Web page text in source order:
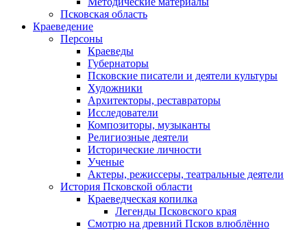
Псковская область
Краеведение
Персоны
Краеведы
Губернаторы
Псковские писатели и деятели культуры
Художники
Архитекторы, реставраторы
Исследователи
Композиторы, музыканты
Религиозные деятели
Исторические личности
Ученые
Актеры, режиссеры, театральные деятели
История Псковской области
Краеведческая копилка
Легенды Псковского края
Смотрю на древний Псков влюблённо